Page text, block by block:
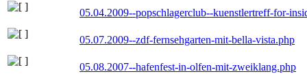
05.04.2009--popschlagerclub--kuenstlertreff-for-
05.07.2009--zdf-fernsehgarten-mit-bella-vista.php
05.08.2007--hafenfest-in-olfen-mit-zweiklang.php